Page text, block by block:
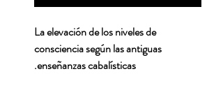
La elevación de los niveles de
consciencia según las antiguas
enseñanzas cabalísticas.